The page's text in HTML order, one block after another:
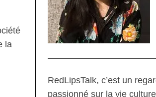
la
RedLipsTalk, c’est un
passionné sur la vie